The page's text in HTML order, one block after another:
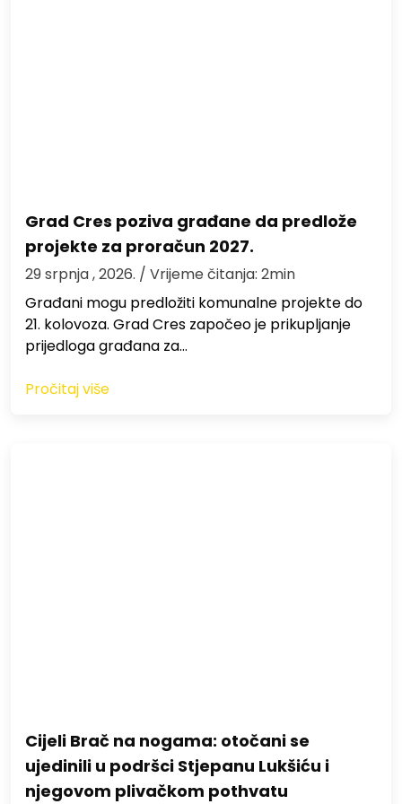
Grad Cres poziva građane da predlože
projekte za proračun 2027.
29 srpnja , 2026. / Vrijeme čitanja: 2min
Građani mogu predložiti komunalne projekte do
21. kolovoza. Grad Cres započeo je prikupljanje
prijedloga građana za…
Pročitaj više
Cijeli Brač na nogama: otočani se
ujedinili u podršci Stjepanu Lukšiću i
njegovom plivačkom pothvatu